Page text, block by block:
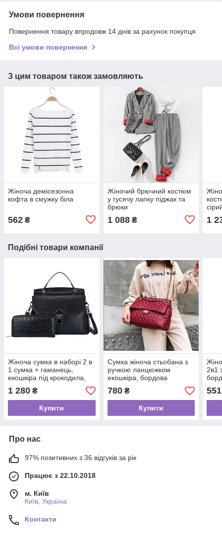
Умови повернення
Повернення товару впродовж 14 днів за рахунок покупця
Всі умови повернення
З цим товаром також замовляють
Жіноча демісезонна
кофта в смужку біла
562 ₴
Жіночий брючний костюм
у гусячу лапку піджак та
брюки
1 088₴ 1
Подібні товари компанії
Жіноча сумка в наборі 2 в
1 сумка + гаманець,
екошкіра під крокодила,
1 280 ₴
Купити
Сумка жіноча стьобана з
ручкою ланцюжком
екошкіра, бордова
780₴
Купити
2в1
551
Про нас
97% позитивних з 36 відгуків за рік
Працює з 22.10.2018
м. Київ
Київ, Україна
Контакти